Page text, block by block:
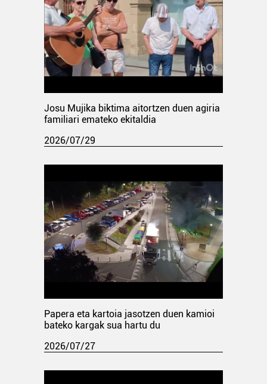
Josu Mujika biktima aitortzen duen agiria
familiari emateko ekitaldia
2026/07/29
Papera eta kartoia jasotzen duen kamioi
bateko kargak sua hartu du
2026/07/27